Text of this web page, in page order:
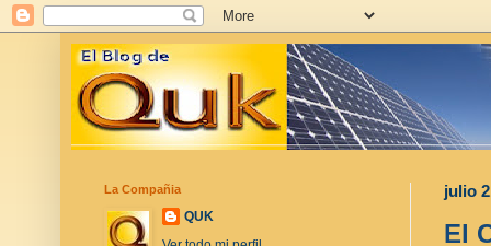
julio
El
La Compañia
QUK